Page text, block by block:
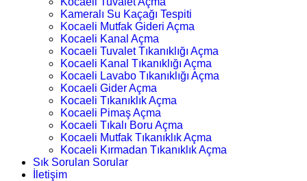
Kameralı Su Kaçağı Tespiti
Kocaeli Mutfak Gideri Açma
Kocaeli Kanal Açma
Kocaeli Tuvalet Tıkanıklığı Açma
Kocaeli Kanal Tıkanıklığı Açma
Kocaeli Lavabo Tıkanıklığı Açma
Kocaeli Gider Açma
Kocaeli Tıkanıklık Açma
Kocaeli Pimaş Açma
Kocaeli Tıkalı Boru Açma
Kocaeli Mutfak Tıkanıklık Açma
Kocaeli Kırmadan Tıkanıklık Açma
Sık Sorulan Sorular
İletişim